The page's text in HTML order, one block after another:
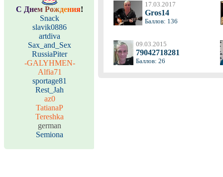
С Днем Рождения!
Snack
slavik0886
artdiva
Sax_and_Sex
RussiaPiter
-GALYHMEN-
Alfia71
sportage81
Rest_Jah
az0
TatianaP
Tereshka
german
Semiona
17.03.2017
Gros14
Баллов: 136
09.03.2015
79042718281
Баллов: 26